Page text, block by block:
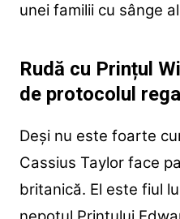
unei familii cu sânge
Rudă cu Prințul
de protocolul regal
Deși nu este foarte
Cassius Taylor face
britanică. El este fiul